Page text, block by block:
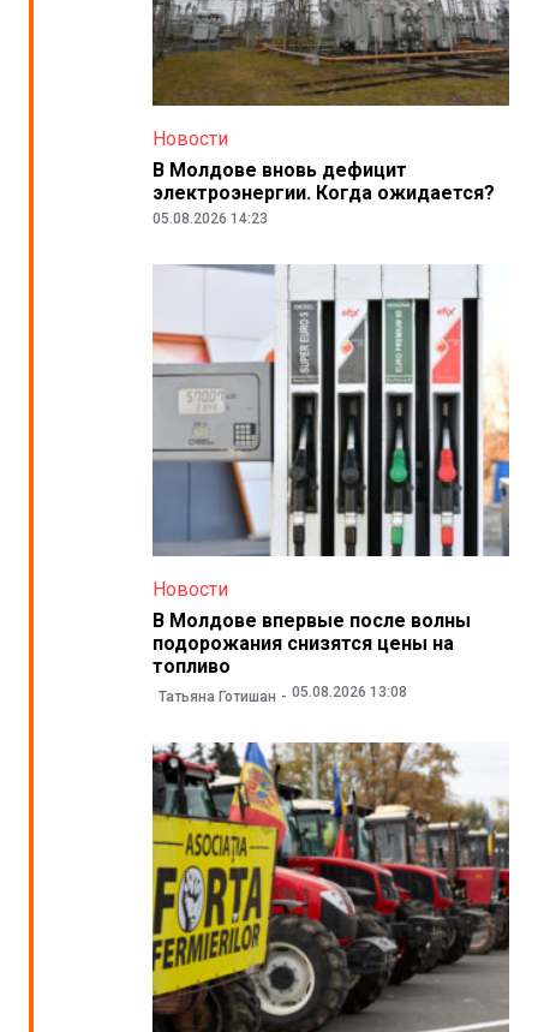
Новости
В Молдове вновь дефицит
электроэнергии. Когда ожидается?
05.08.2026 14:23
Новости
В Молдове впервые после волны
подорожания снизятся цены на
топливо
Татьяна Готишан 05.08.2026 13:08